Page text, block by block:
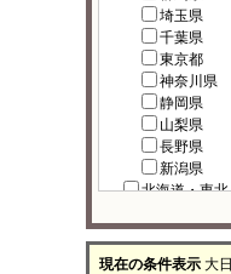
埼玉県
千葉県
東京都
神奈川県
静岡県
山梨県
長野県
新潟県
北海道・東北
宮城県
福島県
現在の条件表示 大